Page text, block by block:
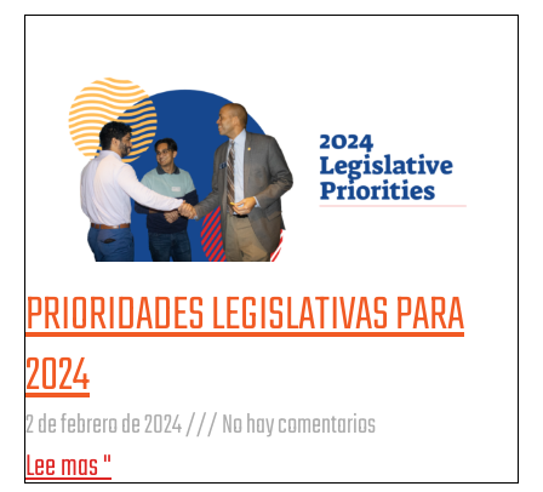
PRIORIDADES LEGISLATIVAS PARA
2024
2 de febrero de 2024 No hay comentarios
Lee mas "